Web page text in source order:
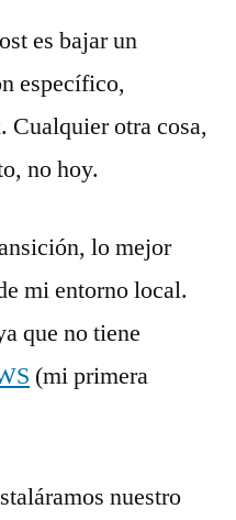
es bajar un
específico,
otra cosa,
no hoy.
lo mejor
mi entorno local.
que no tiene
(mi primera
nuestro